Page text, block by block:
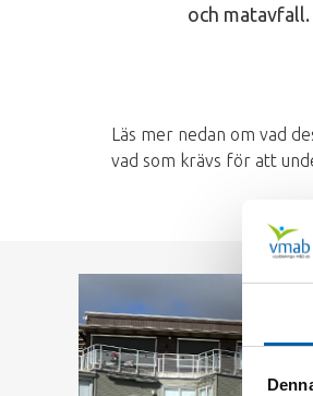
och
Läs mer nedan om vad
vad som krävs för att